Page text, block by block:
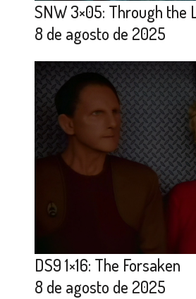
SNW 3×05: Through the
8 de agosto de 2025
DS9 1×16: The Forsaken
8 de agosto de 2025